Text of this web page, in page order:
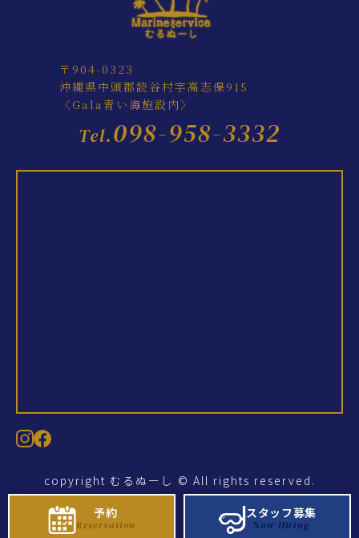
予約
Reservation
スタッフ募集
Now Hiring
予約
Reservation
スタッフ募集
Now Hiring
〒904-0323
沖縄県中頭郡読谷村字高志保915
〈Gala青い海施設内〉
Tel.098-958-3332
copyright むるぬーし © All rights reserved.